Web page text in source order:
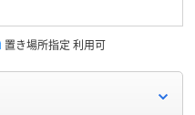
置き場所指定 利用可